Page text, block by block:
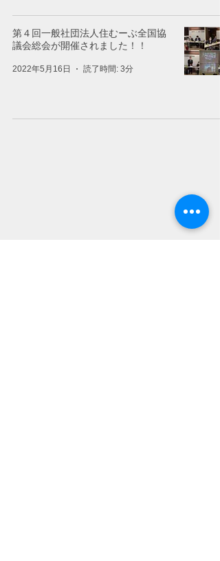
第４回一般社団法人住むーぶ全国協
議会総会が開催されました！！
2022年5月16日 読了時間: 3分